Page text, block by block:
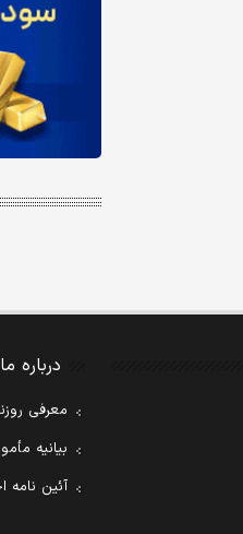
درباره ما
معرفی
بیانیه
آئین نامه